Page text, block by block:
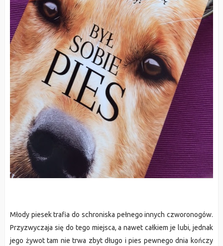
Młody piesek trafia do schroniska pełnego innych czworonogów.
Przyzwyczaja się do tego miejsca, a nawet całkiem je lubi, jednak
jego żywot tam nie trwa zbyt długo i pies pewnego dnia kończy